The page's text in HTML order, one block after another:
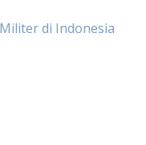
di Indonesia